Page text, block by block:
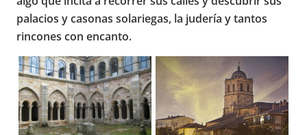
palacios y casonas solariegas, la judería y tantos
rincones con encanto.